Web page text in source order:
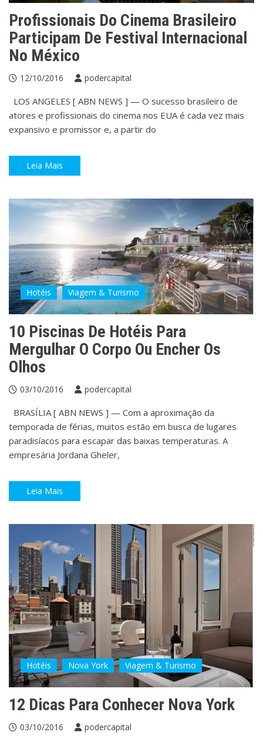
Profissionais Do Cinema Brasileiro
Participam De Festival Internacional
No México
12/10/2016 podercapital
LOS ANGELES [ ABN NEWS ] — O sucesso brasileiro de
atores e profissionais do cinema nos EUA é cada vez mais
expansivo e promissor e, a partir do
Leia Mais
Hotéis Viagem & Turismo
10 Piscinas De Hotéis Para
Mergulhar O Corpo Ou Encher Os
Olhos
03/10/2016 podercapital
BRASÍLIA [ ABN NEWS ] — Com a aproximação da
temporada de férias, muitos estão em busca de lugares
paradisíacos para escapar das baixas temperaturas. A
empresária Jordana Gheler,
Leia Mais
Hotéis Nova York Viagem & Turismo
12 Dicas Para Conhecer Nova York
03/10/2016 podercapital